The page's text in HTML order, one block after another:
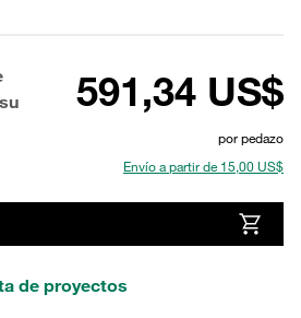
591,34 US$
por pedazo
Envío a partir de 15,00 US$
de proyectos